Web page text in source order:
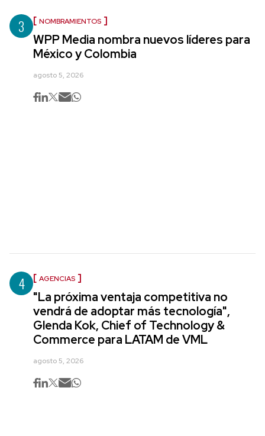
3 NOMBRAMIENTOS
WPP Media nombra nuevos líderes para
México y Colombia
agosto 5, 2026
4 AGENCIAS
"La próxima ventaja competitiva no
vendrá de adoptar más tecnología",
Glenda Kok, Chief of Technology &
Commerce para LATAM de VML
agosto 5, 2026